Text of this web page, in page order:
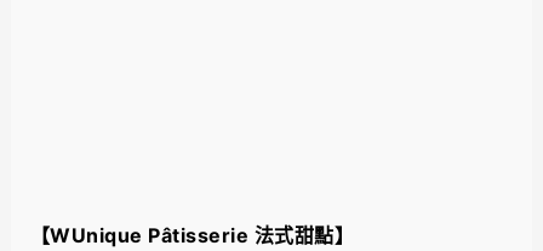
【WUnique Pâtisserie 法式甜點】